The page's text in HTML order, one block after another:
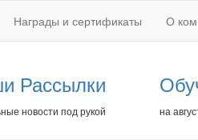
Награды и сертификаты О
Рассылки
новости под рукой на